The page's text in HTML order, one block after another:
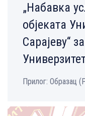
„Набавка
објеката
Сарајеву“
Прилог: Образац